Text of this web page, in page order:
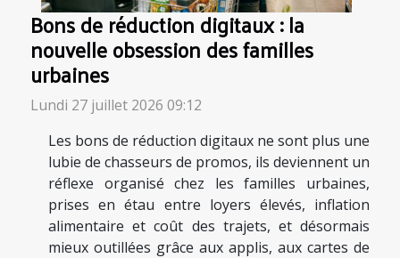
Bons de réduction digitaux : la
nouvelle obsession des familles
urbaines
Lundi 27 juillet 2026 09:12
Les bons de réduction digitaux ne sont plus une
lubie de chasseurs de promos, ils deviennent un
réflexe organisé chez les familles urbaines,
prises en étau entre loyers élevés, inflation
alimentaire et coût des trajets, et désormais
mieux outillées grâce aux applis, aux cartes de